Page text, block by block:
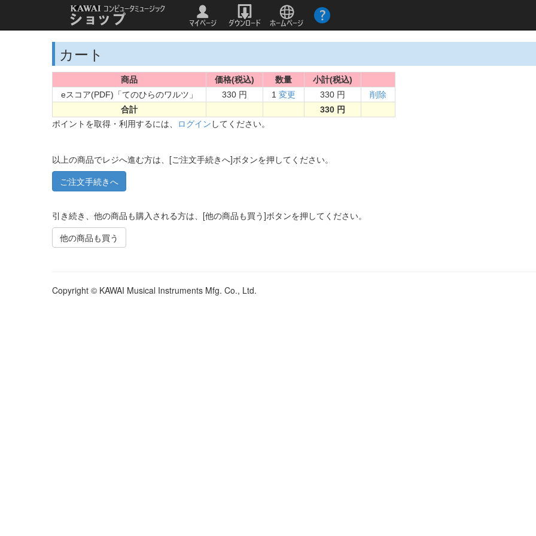
カート
商品 価格(税込) 数量
小計(税込)
eスコア(PDF)「てのひらのワルツ」
330 円 1 変更 330 円
削除
合計
330 円
ポイントを取得・利用するには、 ログイン してください。
以上の商品でレジへ進む方は、[ご注文手続きへ]ボタンを押してください。
引き続き、他の商品も購入される方は、[他の商品も買う]ボタンを押してください。
他の商品も買う
Copyright © KAWAI Musical Instruments Mfg. Co., Ltd.